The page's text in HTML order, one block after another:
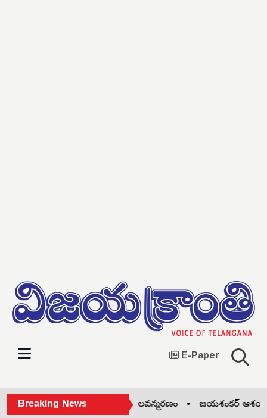
E-Paper
Breaking News
కాక మనస్తాపం.. యువకుడి బలవన్మరణం •జయశంకర్ ఆశయాలు